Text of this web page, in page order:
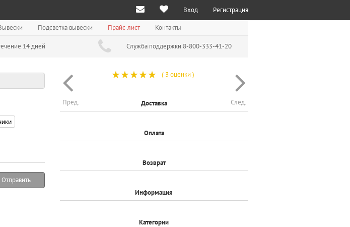
Вход Регистрация
Подсветка вывески Прайс-лист Контакты
14 дней Служба поддержки 8-800-333-41-20
Отправить
Пред. След.
☆
☆
☆
☆
☆ ( 3 оценки )
Доставка
Оплата
Возврат
Информация
Категории